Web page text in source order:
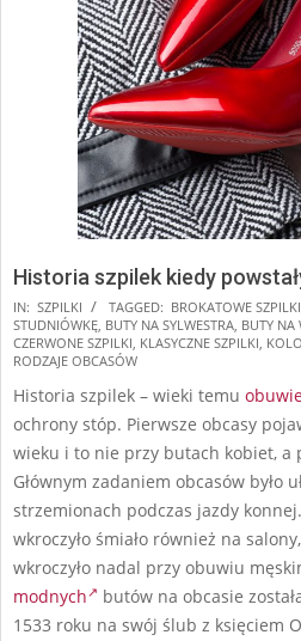
Historia szpilek kiedy
2025-
10-
18
IN: SZPILKI TAGGED: BROKATOWE SZPILKI
STUDNIÓWKĘ, BUTY NA SYLWESTRA, BUTY NA
CZERWONE SZPILKI, KLASYCZNE SZPILKI,
RODZAJE OBCASÓW
Historia szpilek – wieki temu
ochrony stóp. Pierwsze obcasy
wieku i to nie przy butach kobiet, a
Głównym zadaniem obcasów było
strzemionach podczas jazdy
wkroczyło śmiało również na
wkroczyło nadal przy obuwiu
modnych
butów na obcasie
1533 roku na swój ślub z księciem